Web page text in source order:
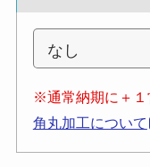
※通常納期に＋１
角丸加工について